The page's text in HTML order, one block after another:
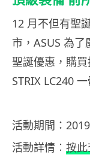
12 月不但有聖
市，ASUS 為
聖誕優惠，購
STRIX LC240
活動期間：
活動詳情︰ 按